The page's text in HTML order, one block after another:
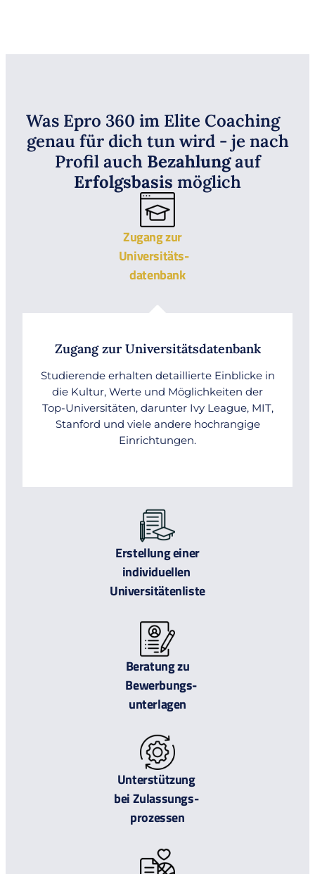
Was Epro 360 im Elite Coaching
genau für dich tun wird - je nach
Profil auch Bezahlungauf
Erfolgsbasis möglich
Zugang zur
Universitäts-
datenbank
Erstellung einer
individuellen
Universitätenliste
Beratung zu
Bewerbungs-
unterlagen
Unterstützung
bei Zulassungs-
prozessen
Zugang zur Universitätsdatenbank
Studierende erhalten detaillierte Einblicke in
die Kultur, Werte und Möglichkeiten der
Top-Universitäten, darunter Ivy League, MIT,
Stanford und viele andere hochrangige
Einrichtungen.